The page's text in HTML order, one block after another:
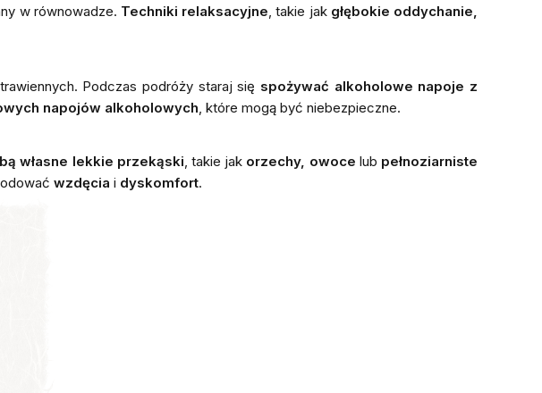
w równowadze. Techniki relaksacyjne , takie jak głębokie oddychanie,
Podczas podróży staraj się spożywać alkoholowe napoje z
napojów alkoholowych , które mogą być niebezpieczne.
własne lekkie przekąski , takie jak orzechy, owoce lub pełnoziarniste
wzdęcia i dyskomfort.